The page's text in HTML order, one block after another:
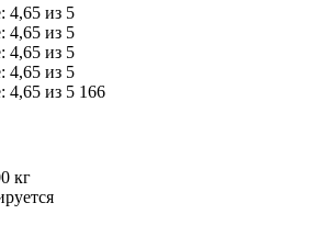
166
кг